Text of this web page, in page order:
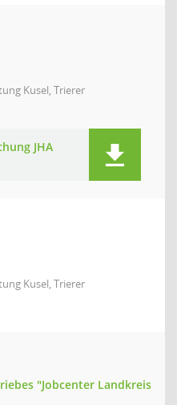
Kusel, Trierer
JHA
Kusel, Trierer
"Jobcenter Landkreis